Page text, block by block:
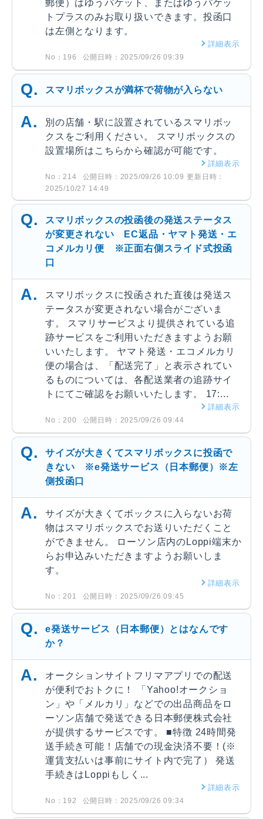
郵便）はゆうパケット、またはゆうパケッ
トプラスのみお取り扱いできます。投函口
は左側となります。
詳細表示
No：196 公開日時：2025/09/26 09:39
スマリボックスが満杯で荷物が入らない
別の店舗・駅に設置されているスマリボッ
クスをご利用ください。 スマリボックスの
設置場所はこちらから確認が可能です。
詳細表示
No：214 公開日時：2025/09/26 10:09 更新日時：
2025/10/27 14:49
スマリボックスの投函後の発送ステータス
が変更されない EC返品・ヤマト発送・エ
コメルカリ便 ※正面右側スライド式投函
口
スマリボックスに投函された直後は発送ス
テータスが変更されない場合がございま
す。 スマリサービスより提供されている追
跡サービスをご利用いただきますようお願
いいたします。 ヤマト発送・エコメルカリ
便の場合は、「配送完了」と表示されてい
るものについては、各配送業者の追跡サイ
トにてご確認をお願いいたします。 17:...
詳細表示
No：200 公開日時：2025/09/26 09:44
サイズが大きくてスマリボックスに投函で
きない ※e発送サービス（日本郵便）※左
側投函口
サイズが大きくてボックスに入らないお荷
物はスマリボックスでお送りいただくこと
ができません。 ローソン店内のLoppi端末か
らお申込みいただきますようお願いしま
す。
詳細表示
No：201 公開日時：2025/09/26 09:45
e発送サービス（日本郵便）とはなんです
か？
オークションサイトフリマアプリでの配送
が便利でおトクに！ 「Yahoo!オークショ
ン」や「メルカリ」などでの出品商品をロ
ーソン店舗で発送できる日本郵便株式会社
が提供するサービスです。 ■特徴 24時間発
送手続き可能！店舗での現金決済不要！(※
運賃支払いは事前にサイト内で完了） 発送
手続きはLoppiもしく...
詳細表示
No：192 公開日時：2025/09/26 09:34